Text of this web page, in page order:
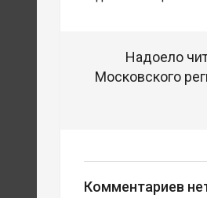
Надоело
Московского
Комментариев